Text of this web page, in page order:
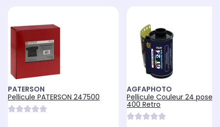
PATERSON
Pellicule PATERSON 247500
AGFAPHOTO
Pellicule Couleur 24 poses
400 Retro